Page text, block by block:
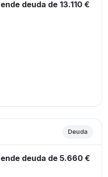
deuda de 13.110 €
Deuda
deuda de 5.660 €